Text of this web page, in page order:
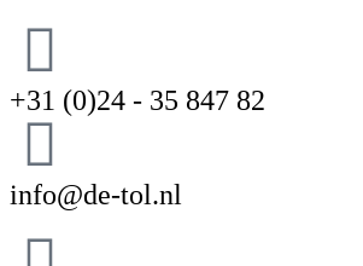
+31 (0)24 - 35 847 82
info@de-tol.nl